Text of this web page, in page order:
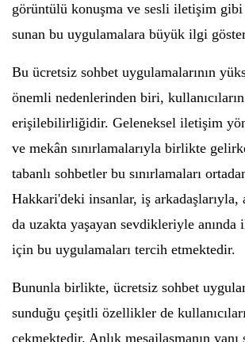
görüntülü konuşma ve sesli iletişim gibi
sunan bu uygulamalara büyük ilgi
Bu ücretsiz sohbet uygulamalarının
önemli nedenlerinden biri,
erişilebilirliğidir. Geleneksel iletişim
ve mekân sınırlamalarıyla birlikte
tabanlı sohbetler bu sınırlamaları
Hakkari'deki insanlar, iş arkadaşlarıyla,
da uzakta yaşayan sevdikleriyle
için bu uygulamaları tercih etmektedir.
Bununla birlikte, ücretsiz sohbet
sunduğu çeşitli özellikler de
çekmektedir. Anlık mesajlaşmanın yanı